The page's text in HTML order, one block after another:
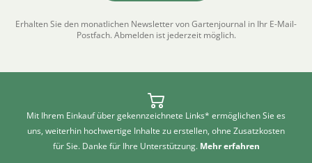
Erhalten Sie den monatlichen Newsletter von Gartenjournal in Ihr E-Mail-
Postfach. Abmelden ist jederzeit möglich.
Mit Ihrem Einkauf über gekennzeichnete Links* ermöglichen Sie es
uns, weiterhin hochwertige Inhalte zu erstellen, ohne Zusatzkosten
für Sie. Danke für Ihre Unterstützung. Mehr erfahren